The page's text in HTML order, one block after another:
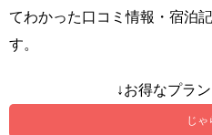
てわかった口コミ情報・宿泊
す。
↓お得なプラ
じゃ